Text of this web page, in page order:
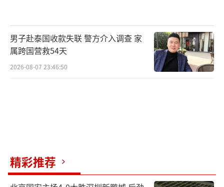
男子赴泰国收款失联 警方介入调查 家
属跨国营救54天
2026-08-07 23:46:50
精彩推荐